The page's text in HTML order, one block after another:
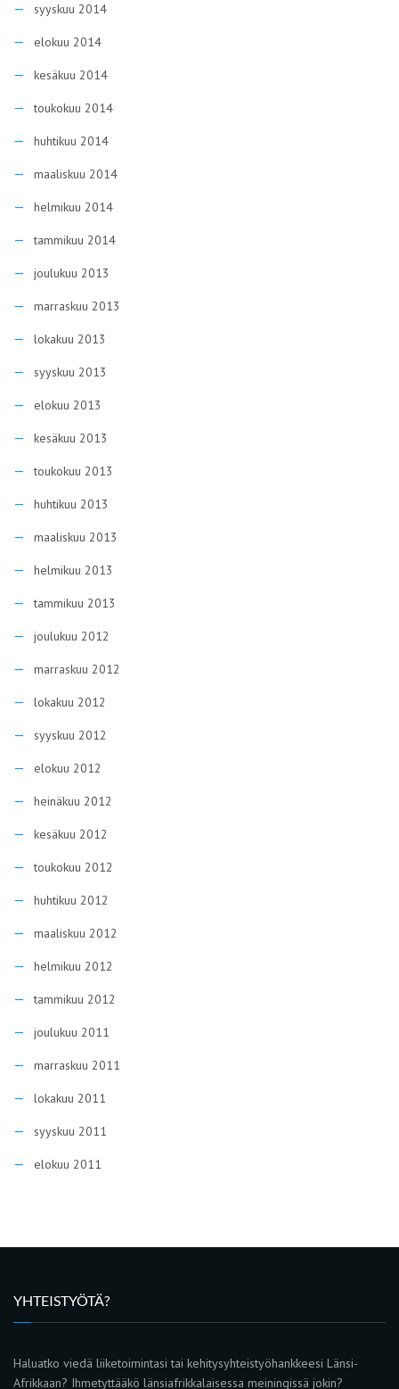
syyskuu 2014
elokuu 2014
kesäkuu 2014
toukokuu 2014
huhtikuu 2014
maaliskuu 2014
helmikuu 2014
tammikuu 2014
joulukuu 2013
marraskuu 2013
lokakuu 2013
syyskuu 2013
elokuu 2013
kesäkuu 2013
toukokuu 2013
huhtikuu 2013
maaliskuu 2013
helmikuu 2013
tammikuu 2013
joulukuu 2012
marraskuu 2012
lokakuu 2012
syyskuu 2012
elokuu 2012
heinäkuu 2012
kesäkuu 2012
toukokuu 2012
huhtikuu 2012
maaliskuu 2012
helmikuu 2012
tammikuu 2012
joulukuu 2011
marraskuu 2011
lokakuu 2011
syyskuu 2011
elokuu 2011
YHTEISTYÖTÄ?
Haluatko viedä liiketoimintasi tai kehitysyhteistyöhankkeesi Länsi-
Afrikkaan? Ihmetyttääkö länsiafrikkalaisessa meiningissä jokin?